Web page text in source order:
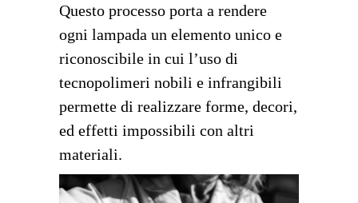
Questo processo porta a rendere
ogni lampada un elemento unico e
riconoscibile in cui l’uso di
tecnopolimeri nobili e infrangibili
permette di realizzare forme, decori,
ed effetti impossibili con altri
materiali.